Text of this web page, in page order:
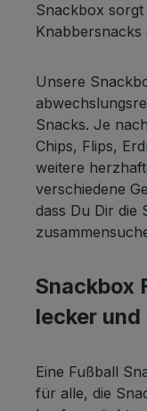
g XOX Party
65%
Käsepulver,
Aromen
Butteröl, Gewürz. Nährwerte
Brennwerte
davon
Kohlenhydrate 60 g davon
Eiweiß 7,8 g Salz 1,4 g XOX Party XOXys
Cheese Style
Lactose,
Rapseiweiß,
Nährwerte pro 100 g
527 / 2199 Fett 32 g davon gesättigte
Snackbox sorgt
Knabbersnacks
Unsere
Snacks. Je
Chips, Flips,
weitere
verschiedene
dass Du Dir die
Snackbox
lecker und
Eine Fußball
für alle, die